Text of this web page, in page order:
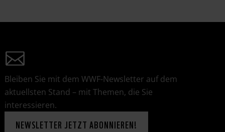
Bleiben Sie mit dem WWF-Newsletter auf dem
aktuellsten Stand – mit Themen, die Sie
interessieren.
NEWSLETTER JETZT ABONNIEREN!